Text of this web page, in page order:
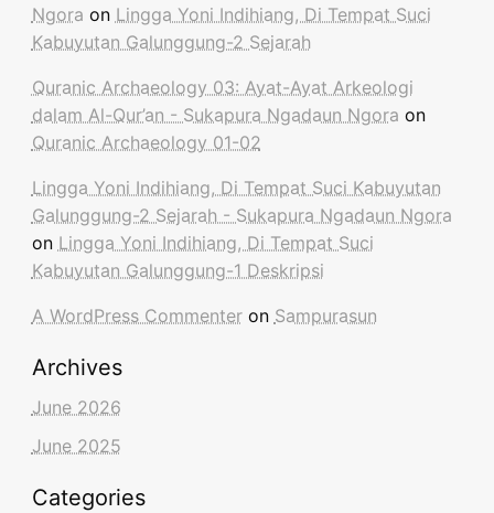
Ngora on Lingga Yoni Indihiang, Di Tempat Suci
Kabuyutan Galunggung-2 Sejarah
Quranic Archaeology 03: Ayat-Ayat Arkeologi
dalam Al-Qur’an - Sukapura Ngadaun Ngora on
Quranic Archaeology 01-02
Lingga Yoni Indihiang, Di Tempat Suci Kabuyutan
Galunggung-2 Sejarah - Sukapura Ngadaun Ngora
on Lingga Yoni Indihiang, Di Tempat Suci
Kabuyutan Galunggung-1 Deskripsi
A WordPress Commenteron Sampurasun
Archives
June 2026
June 2025
Categories